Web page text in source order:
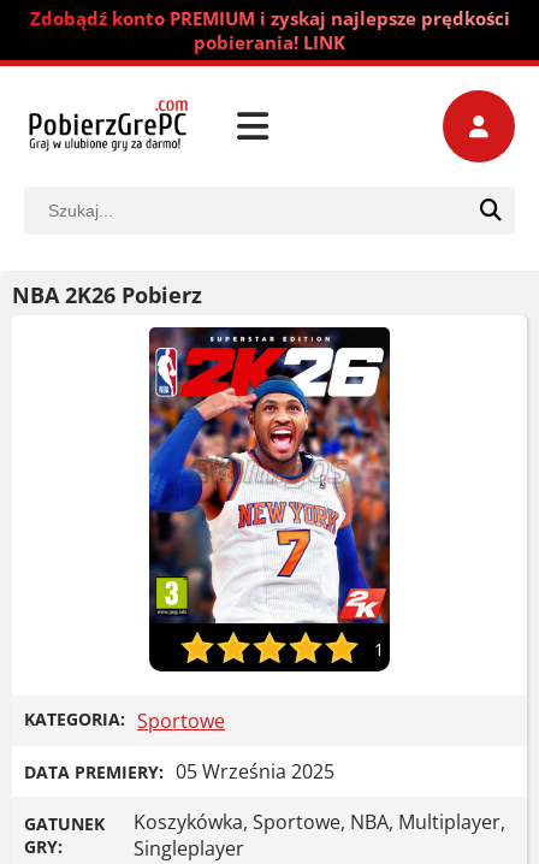
Zdobądź konto PREMIUM i zyskaj najlepsze prędkości
pobierania! LINK
NBA 2K26 Pobierz
1
KATEGORIA: Sportowe
DATA PREMIERY: 05 Września 2025
GATUNEK
GRY:
Koszykówka, Sportowe, NBA, Multiplayer,
Singleplayer